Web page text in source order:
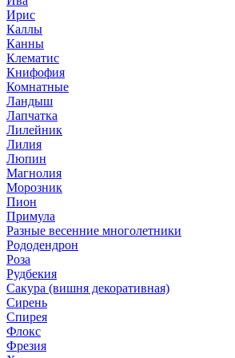
Ирис
Каллы
Канны
Клематис
Книфофия
Комнатные
Ландыш
Лапчатка
Лилейник
Лилия
Люпин
Магнолия
Морозник
Пион
Примула
Разные весенние многолетники
Рододендрон
Роза
Рудбекия
Сакура (вишня декоративная)
Сирень
Спирея
Флокс
Фрезия